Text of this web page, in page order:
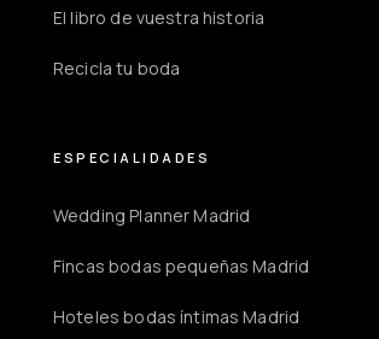
El libro de vuestra historia
Recicla tu boda
ESPECIALIDADES
Wedding Planner Madrid
Fincas bodas pequeñas Madrid
Hoteles bodas íntimas Madrid